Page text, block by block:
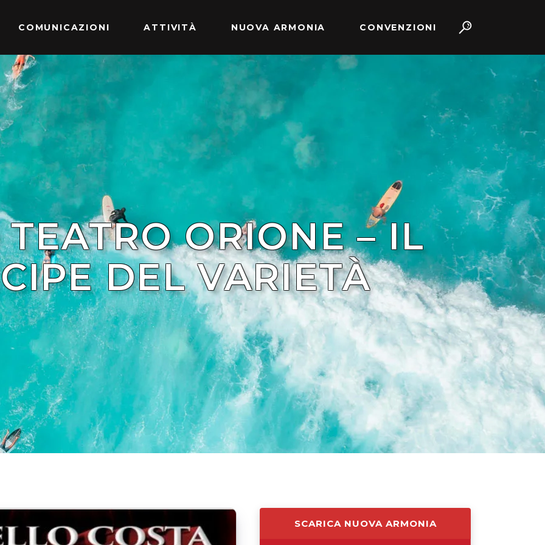
COMUNICAZIONI ATTIVITÀ NUOVA ARMONIA CONVENZIONI
ORIONE – IL
DEL VARIETÀ
SCARICA NUOVA ARMONIA